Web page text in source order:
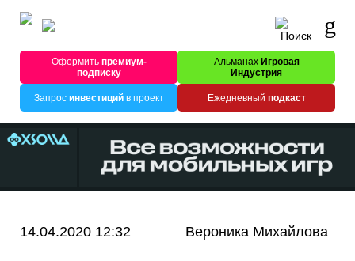
Оформитьпремиум-
подписку
Альманах Игровая
Индустрия
Запрос инвестицийв проект Ежедневный подкаст
14.04.2020 12:32 Вероника Михайлова